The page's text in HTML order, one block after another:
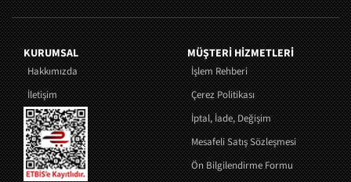
KURUMSAL
Hakkımızda
İletişim
MÜŞTERI HIZMETLERI
İşlem Rehberi
Çerez Politikası
İptal, İade, Değişim
Mesafeli Satış Sözleşmesi
Ön Bilgilendirme Formu